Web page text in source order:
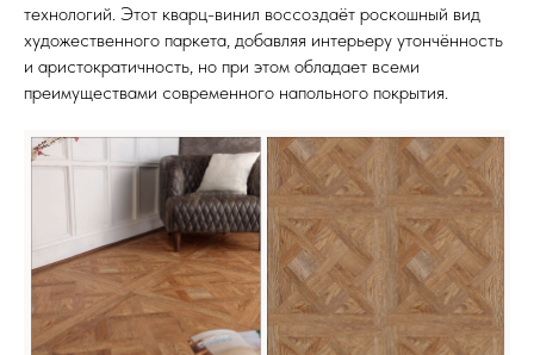
технологий. Этот кварц-винил воссоздаёт роскошный вид
художественного паркета, добавляя интерьеру утончённость
и аристократичность, но при этом обладает всеми
преимуществами современного напольного покрытия.